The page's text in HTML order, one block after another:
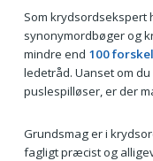
Som krydsordsekspert
synonymordbøger og
mindre end 100
ledetråd. Uanset om
puslespilløser, er der
Grundsmag er i
fagligt præcist og